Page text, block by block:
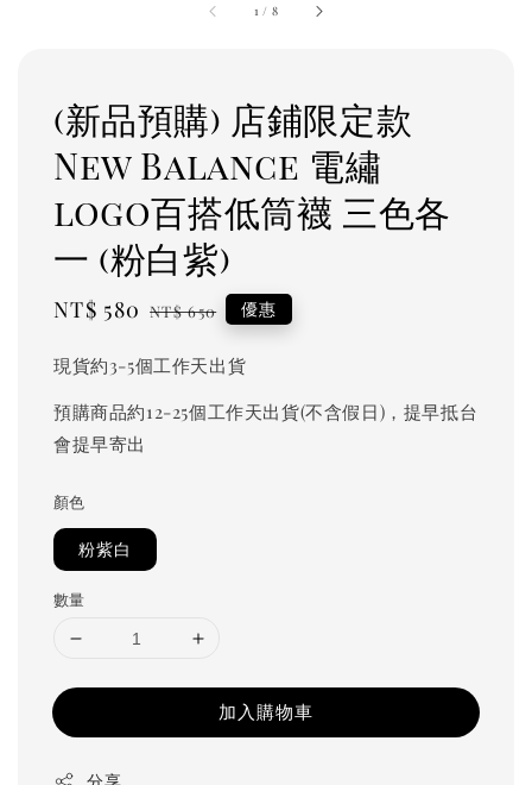
1 / 8
(新品預購) 店鋪限定款
New Balance 電繡
logo百搭低筒襪 三色各
一 (粉白紫)
Sale
NT$ 580 Regular
NT$ 650 優惠
現貨約3-5個工作天出貨
預購商品約12-25個工作天出貨(不含假日)，提早抵台
會提早寄出
顏色
粉紫白
數量
加入購物車